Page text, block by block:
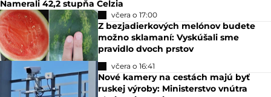
Namerali 42,2 stupňa Celzia
včera o 17:00
Z bezjadierkových melónov budete
možno sklamaní: Vyskúšali sme
pravidlo dvoch prstov
včera o 16:41
Nové kamery na cestách majú byť
ruskej výroby: Ministerstvo vnútra